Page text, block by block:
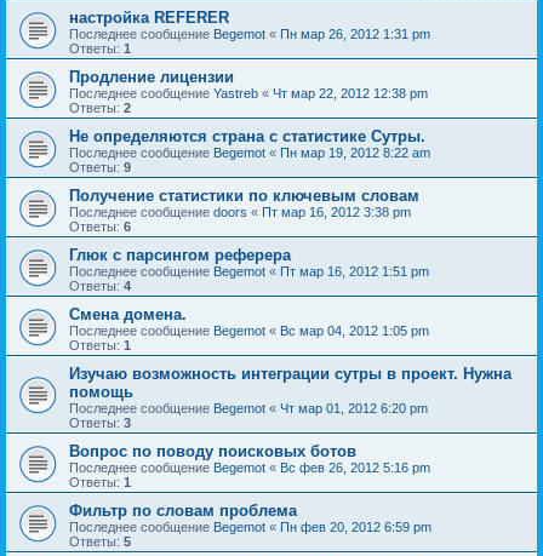
настройка REFERER
Последнее сообщение Begemot « Пн мар 26, 2012 1:31 pm
Ответы: 1
Продление лицензии
Последнее сообщение Yastreb « Чт мар 22, 2012 12:38 pm
Ответы: 2
Не определяются страна с статистике Сутры.
Последнее сообщение Begemot « Пн мар 19, 2012 8:22 am
Ответы: 9
Получение статистики по ключевым словам
Последнее сообщение doors « Пт мар 16, 2012 3:38 pm
Ответы: 6
Глюк с парсингом реферера
Последнее сообщение Begemot « Пт мар 16, 2012 1:51 pm
Ответы: 4
Смена домена.
Последнее сообщение Begemot « Вс мар 04, 2012 1:05 pm
Ответы: 1
Изучаю возможность интеграции сутры в проект. Нужна
помощь
Последнее сообщение Begemot « Чт мар 01, 2012 6:20 pm
Ответы: 3
Вопрос по поводу поисковых ботов
Последнее сообщение Begemot « Вс фев 26, 2012 5:16 pm
Ответы: 1
Фильтр по словам проблема
Последнее сообщение Begemot « Пн фев 20, 2012 6:59 pm
Ответы: 5